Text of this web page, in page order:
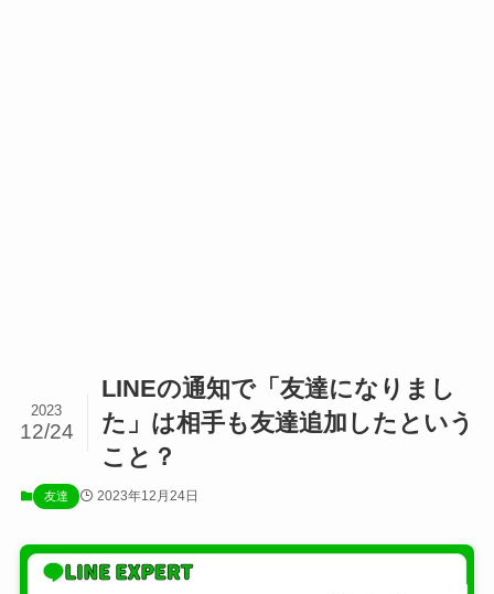
LINEの通知で「友達になりまし
た」は相手も友達追加したという
こと？
2023
12/24
友達 2023年12月24日